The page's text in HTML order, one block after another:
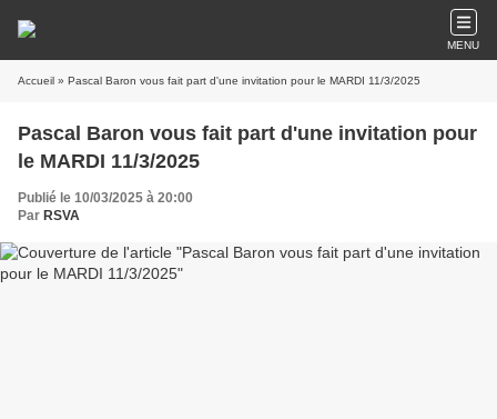
MENU
Accueil » Pascal Baron vous fait part d'une invitation pour le MARDI 11/3/2025
Pascal Baron vous fait part d'une invitation pour
le MARDI 11/3/2025
Publié le 10/03/2025 à 20:00
Par RSVA